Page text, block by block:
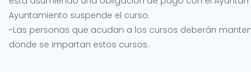
Ayuntamiento suspende el curso.
-Las personas que acudan a los cursos deberán
donde se impartan estos cursos.